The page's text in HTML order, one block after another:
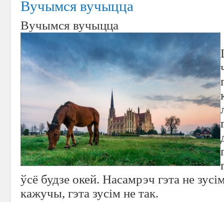
Вучымся вучыцца
Вучымся вучыцца
ўсё будзе окей. Насамрэч гэта не
кажучы, гэта зусім не так.